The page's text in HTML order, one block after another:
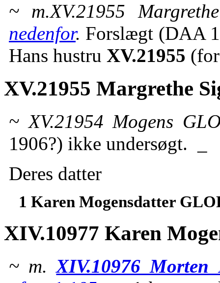
~ m.XV.21955
nedenfor. Forslægt (DAA
Hans hustru XV.21955
XV.21955 Margrethe
~ XV.21954 Mogens
1906?) ikke undersøgt. _
Deres datter
1 Karen Mogensdatter
XIV.10977 Karen
~ m.XIV.10976 Morten